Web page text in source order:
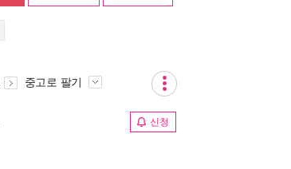
중고로 팔기
신청